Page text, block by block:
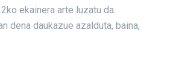
ekainera arte luzatu da.
dena daukazue azalduta, baina,